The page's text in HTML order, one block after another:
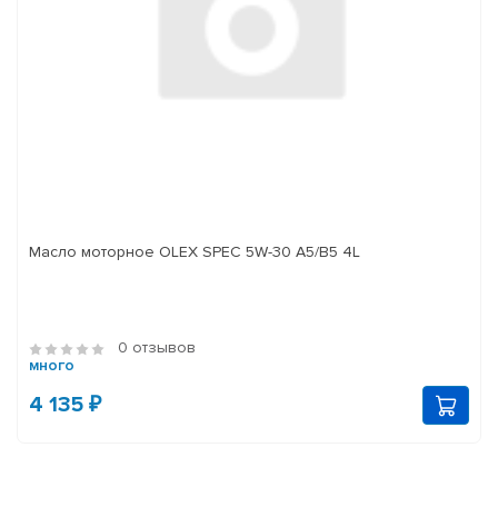
Масло моторное OLEX SPEC 5W-30 A5/B5 4L
0 отзывов
много
4 135 ₽